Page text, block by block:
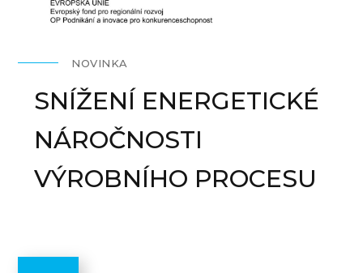
NOVINKA
SNÍŽENÍ ENERGETICKÉ
NÁROČNOSTI
VÝROBNÍHO PROCESU